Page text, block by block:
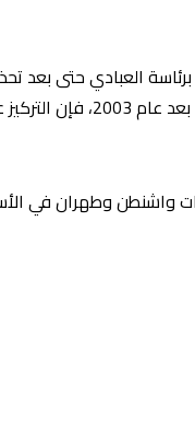
العبادي حتى بعد
جعلهم يستنتجون أن إيران فازت في الجولة الأولى”، مبينا
واشنطن وطهران في